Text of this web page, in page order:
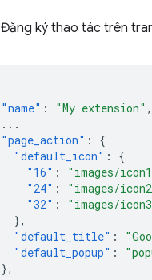
Đăng ký thao tác trên
"name" : "My extension" ,
...
"page_action" :
{
"default_icon" : {
"16" : "images/
"24" : "images/
"32" : "images/
},
"default_title" :
"default_popup" :
},